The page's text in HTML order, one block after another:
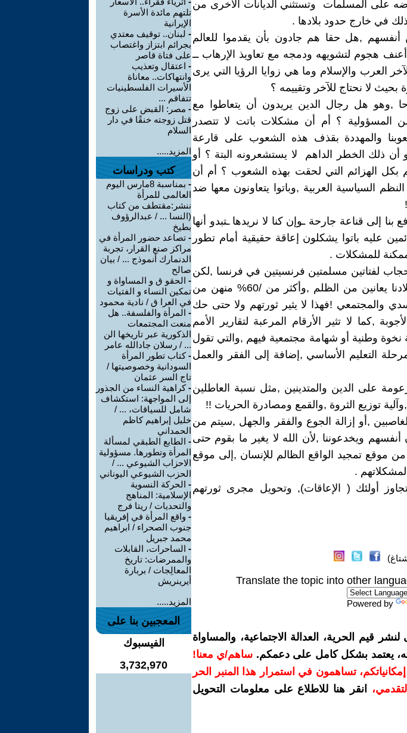
على المسلمات وتستثني الديانات الأخرى من
في خارج حدود بلادها .
,هل حقا هم جادون بأن يقدموا للعالم
هجوم لتشويهه ودمجه مع تعاويذ الإرهاب ــ
العرب والإسلام وما هي زوايا الرؤيا التي يرى
لا نحتاج للآخر وتقييمه ؟
,وهو هل رجال الدين يريدون أن يتعاطوا مع
؟ أم أن مشكلات باتت لا تتصدر
والمهددة بقذف هذه الشعوب على قارعة
أن ذلك الخطر الداهم لا يستشعرونه البتة ؟ أو
بكل الهزائم التي لحقت بهذه الشعوب ؟ أم أن
السياسية العربية ,وباتوا يتعاونون معها ضد
إلى قناعة جارحة ـوإن كنا لا نريدها ـتبدو أنها
عليه باتوا يشكلون إعاقة حقيقية أمام تطور
للمشكلات .
لفتاتين مسلمتين فرنسيتين في فرنسا ,لكن
مشكلة /100/مليون امرأة عربية مسلمة في بلادنا يعانين من الظلم ,وأكثر من /60% منهن من
والمجتمعي !فهذا لا يثير ثورتهم ولا حتى حك
,كما لا تثير الأرقام المرعبة لتقارير الأمم
نخوة وطنية أو شهامة مجتمعية فيهم ,والتي تقول
التعليم الأساسي ,إضافة إلى الفقر والعمل
على الدين والمتدينين ,مثل نسبة العاطلين
توزيع الثروة ,والقمع ومصادرة الحريات !!
,أو إزالة الجوع والفقر والجهل ,سيتم من
أنفسهم ويخدعوننا ,لأن الله لا يغير ما بقوم حتى
رجال الدين من موقع تمجيد الواقع الظالم للإنسان ,إلى موقع
.
أولئك ( الإعاقات), وتحويل مجرى ثورتهم
Translate the topic into other
Powered by
قيم الحرية، العدالة الاجتماعية، والمساواة
يعتمد بشكل كامل على دعمكم. ساهم/ي معنا!
حسب إمكانياتكم، تساهمون في استمرار هذا المنبر الحر
،
انقر هنا للاطلاع على معلومات التحويل
تلتهم مائدة الأسرة
الإيرانية
- لبنان.. توقيف معتدي
بجرائم ابتزاز واغتصاب
على فتاة قاصر
- اعتقال وتعذيب
وانتهاكات.. معاناة
الأسيرات الفلسطينيات
تتفاقم ...
- مصر: القبض على زوج
قتل زوجته خنقًا في دار
السلام
المزيد.....
كتب ودراسات
-
بمناسبة 8مارس اليوم
العالمى للمرأة
ننشر:مقتطف من كتاب
(النسا ... / عبدالرؤوف
بطيخ
- تصاعد حضور المرأة في
مراكز صنع القرار، تجربة
الدنمارك أنموذج ... / بيان
صالح
- الحقو ق و المساواة و
تمكين النساء و الفتيات
في العرا ق / نادية محمود
- المرأة والفلسفة.. هل
منعت المجتمعات
الذكورية عبر تاريخها الن
... / رسلان جادالله عامر
-كتاب تطور المرأة
السودانية وخصوصيتها /
تاج السر عثمان
-كراهية النساء من الجذور
إلى المواجهة: استكشاف
شامل للسياقات، ... /
خليل إبراهيم كاظم
الحمداني
- الطابع الطبقي لمسألة
المرأة وتطورها. مسؤولية
الاحزاب الشيوعي ... /
الحزب الشيوعي اليوناني
- الحركة النسوية
الإسلامية: المناهج
والتحديات / ريتا فرج
- واقع المرأة في إفريقيا
جنوب الصحراء / ابراهيم
محمد جبريل
- الساحرات، القابلات
والممرضات: تاريخ
المعالِجات / بربارة
أيرينريش
المزيد.....
المعجبين بنا على
الفيسبوك
3,732,970